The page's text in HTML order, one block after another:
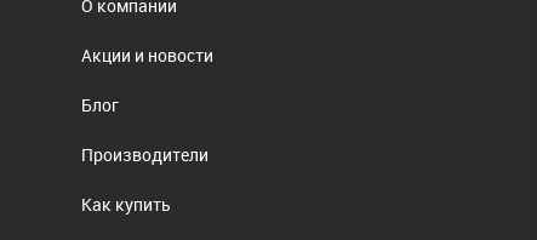
О компании
Акции и новости
Блог
Производители
Как купить